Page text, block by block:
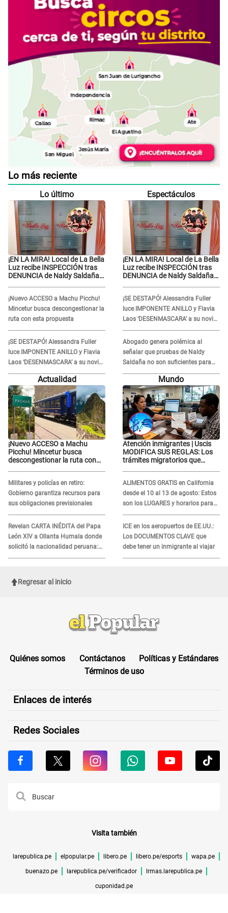
Lo más reciente
Lo último
¡EN LA MIRA! Local de La Bella
Luz recibe INSPECCIÓN tras
DENUNCIA de Naldy Saldaña
¡Nuevo ACCESO a Machu Picchu!
Mincetur busca descongestionar la
ruta con esta propuesta
¡SE DESTAPÓ! Alessandra Fuller
luce IMPONENTE ANILLO y Flavia
Laos ‘DESENMASCARA’ a su novio
extranjero: “Es su colágeno”
Espectáculos
¡EN LA MIRA! Local de La Bella
Luz recibe INSPECCIÓN tras
DENUNCIA de Naldy Saldaña
¡SE DESTAPÓ! Alessandra Fuller
luce IMPONENTE ANILLO y Flavia
Laos ‘DESENMASCARA’ a su novio
extranjero: “Es su colágeno”
Abogado genera polémica al
señalar que pruebas de Naldy
Saldaña no son suficientes para
condenar a César Sánchez: "No
justifica ser un delito"
Actualidad
¡Nuevo ACCESO a Machu
Picchu! Mincetur busca
descongestionar la ruta con
Militares y policías en retiro:
Gobierno garantiza recursos para
sus obligaciones previsionales
Revelan CARTA INÉDITA del Papa
León XIV a Ollanta Humala donde
solicitó la nacionalidad peruana:
"Durante toda..."
Mundo
Atención inmigrantes | Uscis
MODIFICA SUS REGLAS: Los
trámites migratorios que
ALIMENTOS GRATIS en California
desde el 10 al 13 de agosto: Estos
son los LUGARES y horarios para
recibir la ayuda
ICE en los aeropuertos de EE.UU.:
Los DOCUMENTOS CLAVE que
debe tener un inmigrante al viajar
Regresar al inicio
Quiénes somos Contáctanos
Políticas y Estándares
Términos de uso
Enlaces de interés
Redes Sociales
Visita también
larepublica.pe elpopular.pe libero.pe libero.pe/esports wapa.pe
buenazo.pe larepublica.pe/verificador lrmas.larepublica.pe
cuponidad.pe